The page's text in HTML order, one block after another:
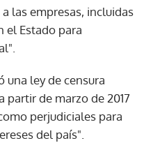
las empresas, incluidas
el Estado para
ley de censura
partir de marzo de 2017
perjudiciales para
del país".